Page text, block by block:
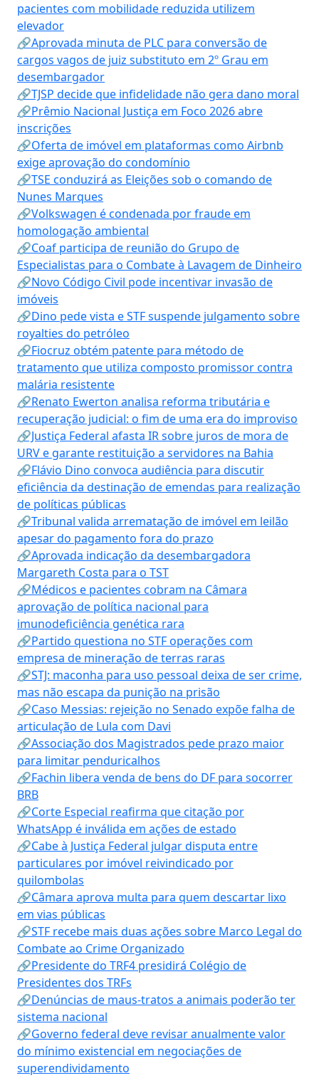
pacientes com mobilidade reduzida utilizem
elevador
🔗Aprovada minuta de PLC para conversão de
cargos vagos de juiz substituto em 2º Grau em
desembargador
🔗TJSP decide que infidelidade não gera dano moral
🔗Prêmio Nacional Justiça em Foco 2026 abre
inscrições
🔗Oferta de imóvel em plataformas como Airbnb
exige aprovação do condomínio
🔗TSE conduzirá as Eleições sob o comando de
Nunes Marques
🔗Volkswagen é condenada por fraude em
homologação ambiental
🔗Coaf participa de reunião do Grupo de
Especialistas para o Combate à Lavagem de Dinheiro
🔗Novo Código Civil pode incentivar invasão de
imóveis
🔗Dino pede vista e STF suspende julgamento sobre
royalties do petróleo
🔗Fiocruz obtém patente para método de
tratamento que utiliza composto promissor contra
malária resistente
🔗Renato Ewerton analisa reforma tributária e
recuperação judicial: o fim de uma era do improviso
🔗Justiça Federal afasta IR sobre juros de mora de
URV e garante restituição a servidores na Bahia
🔗Flávio Dino convoca audiência para discutir
eficiência da destinação de emendas para realização
de políticas públicas
🔗Tribunal valida arrematação de imóvel em leilão
apesar do pagamento fora do prazo
🔗Aprovada indicação da desembargadora
Margareth Costa para o TST
🔗Médicos e pacientes cobram na Câmara
aprovação de política nacional para
imunodeficiência genética rara
🔗Partido questiona no STF operações com
empresa de mineração de terras raras
🔗STJ: maconha para uso pessoal deixa de ser crime,
mas não escapa da punição na prisão
🔗Caso Messias: rejeição no Senado expõe falha de
articulação de Lula com Davi
🔗Associação dos Magistrados pede prazo maior
para limitar penduricalhos
🔗Fachin libera venda de bens do DF para socorrer
BRB
🔗Corte Especial reafirma que citação por
WhatsApp é inválida em ações de estado
🔗Cabe à Justiça Federal julgar disputa entre
particulares por imóvel reivindicado por
quilombolas
🔗Câmara aprova multa para quem descartar lixo
em vias públicas
🔗STF recebe mais duas ações sobre Marco Legal do
Combate ao Crime Organizado
🔗Presidente do TRF4 presidirá Colégio de
Presidentes dos TRFs
🔗Denúncias de maus-tratos a animais poderão ter
sistema nacional
🔗Governo federal deve revisar anualmente valor
do mínimo existencial em negociações de
superendividamento